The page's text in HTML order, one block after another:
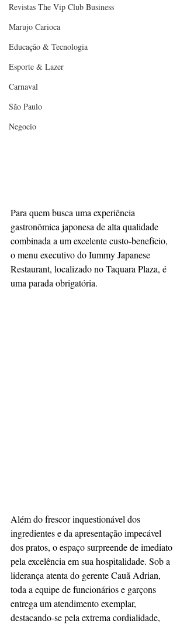
Revistas The Vip Club Business
Marujo Carioca
Educação & Tecnologia
Esporte & Lazer
Carnaval
São Paulo
Negocio
Para quem busca uma experiência
gastronômica japonesa de alta qualidade
combinada a um excelente custo-benefício,
o menu executivo do Iummy Japanese
Restaurant, localizado no Taquara Plaza, é
uma parada obrigatória.
Além do frescor inquestionável dos
ingredientes e da apresentação impecável
dos pratos, o espaço surpreende de imediato
pela excelência em sua hospitalidade. Sob a
liderança atenta do gerente Cauã Adrian,
toda a equipe de funcionários e garçons
entrega um atendimento exemplar,
destacando-se pela extrema cordialidade,